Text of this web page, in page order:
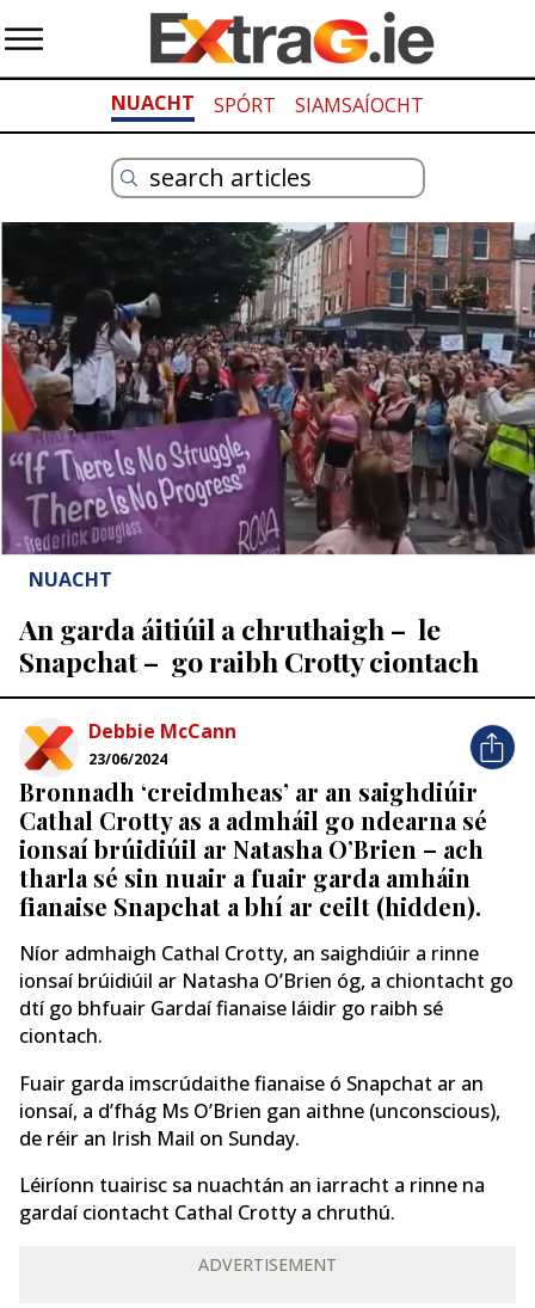
NUACHT SPÓRT SIAMSAÍOCHT
NUACHT
An garda áitiúil a chruthaigh – le
Snapchat – go raibh Crotty ciontach
Debbie McCann
23/06/2024
Bronnadh ‘creidmheas’ ar an saighdiúir
Cathal Crotty as a admháil go ndearna sé
ionsaí brúidiúil ar Natasha O’Brien – ach
tharla sé sin nuair a fuair garda amháin
fianaise Snapchat a bhí ar ceilt (hidden).
Níor admhaigh Cathal Crotty, an saighdiúir a rinne
ionsaí brúidiúil ar Natasha O’Brien óg, a chiontacht go
dtí go bhfuair Gardaí fianaise láidir go raibh sé
ciontach.
Fuair ​​garda imscrúdaithe fianaise ó Snapchat ar an
ionsaí, a d’fhág Ms O’Brien gan aithne (unconscious),
de réir an Irish Mail on Sunday.
Léiríonn tuairisc sa nuachtán an iarracht a rinne na
gardaí ciontacht Cathal Crotty a chruthú.
ADVERTISEMENT